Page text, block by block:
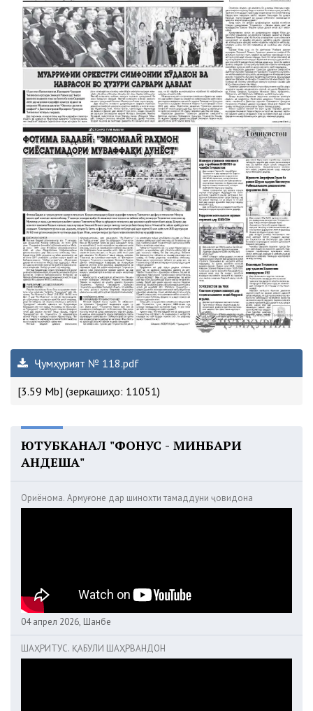
Ҷумҳурият № 118.pdf
[3.59 Mb] (зеркашиҳо: 11051)
ЮТУБКАНАЛ "ФОНУС - МИНБАРИ
АНДЕША"
Ориёнома. Армуғоне дар шинохти тамаддуни ҷовидона
04 апрел 2026, Шанбе
ШАҲРИТУС. ҚАБУЛИ ШАҲРВАНДОН